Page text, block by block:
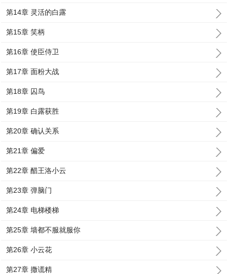
第14章 灵活的白露
第15章 笑柄
第16章 使臣侍卫
第17章 面粉大战
第18章 囚鸟
第19章 白露获胜
第20章 确认关系
第21章 偏爱
第22章 醋王洛小云
第23章 弹脑门
第24章 电梯楼梯
第25章 墙都不服就服你
第26章 小云花
第27章 撒谎精